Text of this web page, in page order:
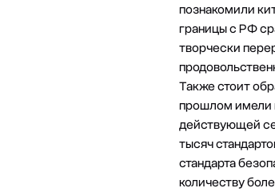
познакомили
границы с РФ
творчески
Также стоит
прошлом имели
действующей
тысяч
стандарта
количеству